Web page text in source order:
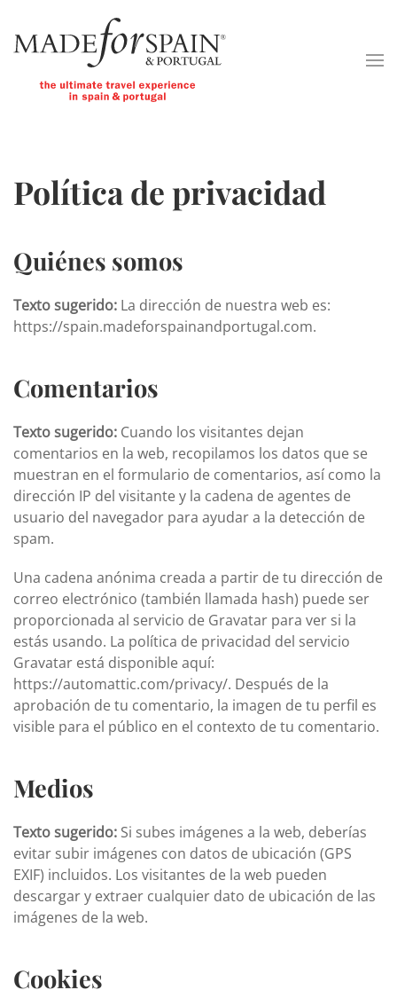
Skip to main content
Política de privacidad
Quiénes somos
Texto sugerido: La dirección de nuestra web es:
https://spain.madeforspainandportugal.com.
Comentarios
Texto sugerido: Cuando los visitantes dejan
comentarios en la web, recopilamos los datos que se
muestran en el formulario de comentarios, así como la
dirección IP del visitante y la cadena de agentes de
usuario del navegador para ayudar a la detección de
spam.
Una cadena anónima creada a partir de tu dirección de
correo electrónico (también llamada hash) puede ser
proporcionada al servicio de Gravatar para ver si la
estás usando. La política de privacidad del servicio
Gravatar está disponible aquí:
https://automattic.com/privacy/. Después de la
aprobación de tu comentario, la imagen de tu perfil es
visible para el público en el contexto de tu comentario.
Medios
Texto sugerido: Si subes imágenes a la web, deberías
evitar subir imágenes con datos de ubicación (GPS
EXIF) incluidos. Los visitantes de la web pueden
descargar y extraer cualquier dato de ubicación de las
imágenes de la web.
Cookies